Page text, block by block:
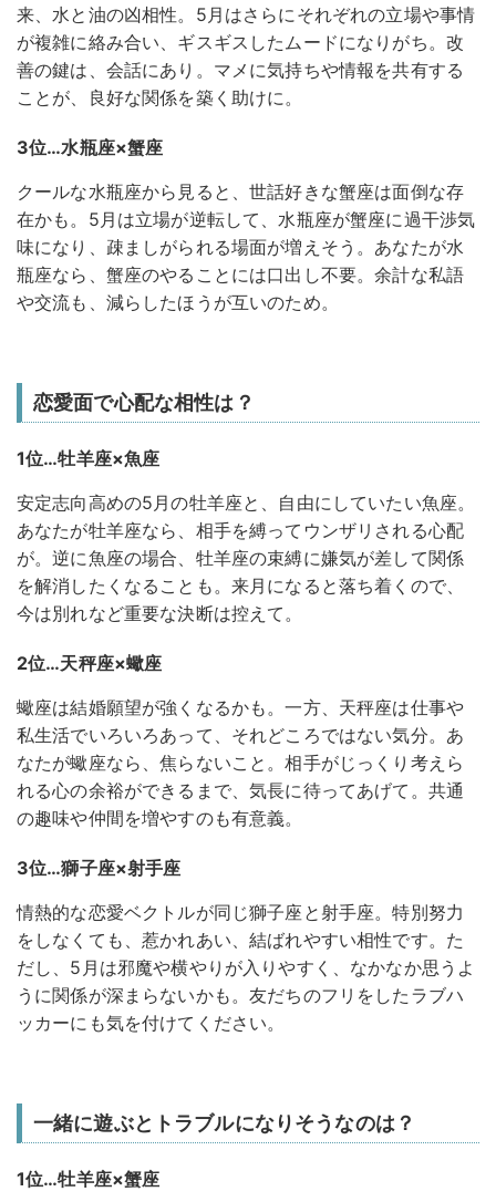
来、水と油の凶相性。5月はさらにそれぞれの立場や事情
が複雑に絡み合い、ギスギスしたムードになりがち。改
善の鍵は、会話にあり。マメに気持ちや情報を共有する
ことが、良好な関係を築く助けに。
3位…水瓶座×蟹座
クールな水瓶座から見ると、世話好きな蟹座は面倒な存
在かも。5月は立場が逆転して、水瓶座が蟹座に過干渉気
味になり、疎ましがられる場面が増えそう。あなたが水
瓶座なら、蟹座のやることには口出し不要。余計な私語
や交流も、減らしたほうが互いのため。
恋愛面で心配な相性は？
1位…牡羊座×魚座
安定志向高めの5月の牡羊座と、自由にしていたい魚座。
あなたが牡羊座なら、相手を縛ってウンザリされる心配
が。逆に魚座の場合、牡羊座の束縛に嫌気が差して関係
を解消したくなることも。来月になると落ち着くので、
今は別れなど重要な決断は控えて。
2位…天秤座×蠍座
蠍座は結婚願望が強くなるかも。一方、天秤座は仕事や
私生活でいろいろあって、それどころではない気分。あ
なたが蠍座なら、焦らないこと。相手がじっくり考えら
れる心の余裕ができるまで、気長に待ってあげて。共通
の趣味や仲間を増やすのも有意義。
3位…獅子座×射手座
情熱的な恋愛ベクトルが同じ獅子座と射手座。特別努力
をしなくても、惹かれあい、結ばれやすい相性です。た
だし、5月は邪魔や横やりが入りやすく、なかなか思うよ
うに関係が深まらないかも。友だちのフリをしたラブハ
ッカーにも気を付けてください。
一緒に遊ぶとトラブルになりそうなのは？
1位…牡羊座×蟹座